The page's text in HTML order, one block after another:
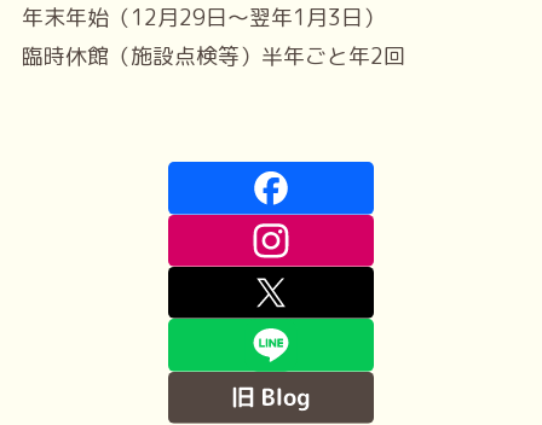
年末年始（12月29日～翌年1月3日）
臨時休館（施設点検等）半年ごと年2回